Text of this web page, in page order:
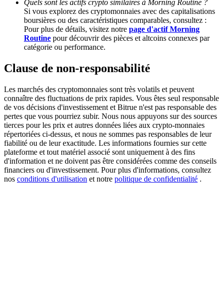
Deposit CASHCAT & Win
Share 500000 CASHCAT prize pool
Exclusive for BitMart Users
Register & Trade to Win 500,000 USDT
Precious Metals Trading Carnival
Trade Gold & Silver · 33,333 USDT Bonus
Quels sont les actifs crypto similaires à Morning Routine ?
Si vous explorez des cryptomonnaies avec des capitalisations
boursières ou des caractéristiques comparables, consultez :
Pour plus de détails, visitez notre page d'actif Morning
Routine pour découvrir des pièces et altcoins connexes par
catégorie ou performance.
Clause de non-responsabilité
Les marchés des cryptomonnaies sont très volatils et peuvent
connaître des fluctuations de prix rapides. Vous êtes seul responsable
de vos décisions d'investissement et Bitrue n'est pas responsable des
pertes que vous pourriez subir. Nous nous appuyons sur des sources
tierces pour les prix et autres données liées aux crypto-monnaies
répertoriées ci-dessus, et nous ne sommes pas responsables de leur
fiabilité ou de leur exactitude. Les informations fournies sur cette
plateforme et tout matériel associé sont uniquement à des fins
d'information et ne doivent pas être considérées comme des conseils
financiers ou d'investissement. Pour plus d'informations, consultez
nos conditions d'utilisation et notre politique de confidentialité .